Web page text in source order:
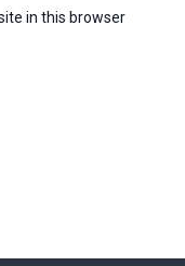
in this browser